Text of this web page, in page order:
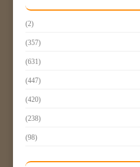
(2)
(357)
(631)
(447)
(420)
(238)
(98)